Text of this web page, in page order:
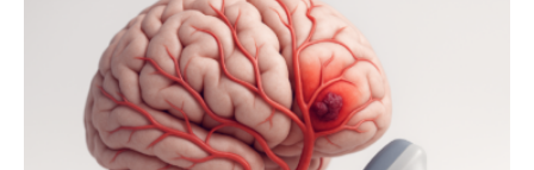
anderem zur Unterstützung der
Industrieforschungsprogramme Industrielle
Gemeinschaftsforschung (IGF), Zentrales
Innovationsprogramm Mittelstand (ZIM) und
Innovationskompetenz INNO-KOM. Auf dem
Innovationstag Mittelstand 2025 am 5. Juni 2025 in